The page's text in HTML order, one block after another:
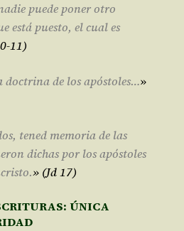
puede poner otro
está puesto, el cual es
11)
doctrina de los apóstoles…»
tened memoria de las
dichas por los apóstoles
» (Jd 17)
ÚNICA